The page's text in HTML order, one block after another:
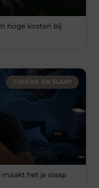
hoge kosten bij
CAFEÏNE EN SLAAP
het je slaap